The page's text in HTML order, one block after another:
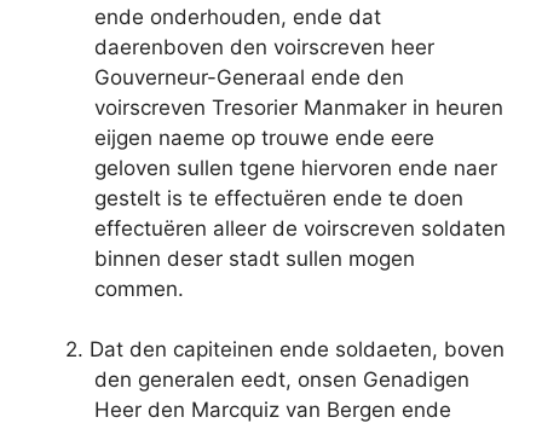
ende onderhouden, ende dat
daerenboven den voirscreven heer
Gouverneur-Generaal ende den
voirscreven Tresorier Manmaker in heuren
eijgen naeme op trouwe ende eere
geloven sullen tgene hiervoren ende naer
gestelt is te effectuëren ende te doen
effectuëren alleer de voirscreven soldaten
binnen deser stadt sullen mogen
commen.
2. Dat den capiteinen ende soldaeten, boven
den generalen eedt, onsen Genadigen
Heer den Marcquiz van Bergen ende